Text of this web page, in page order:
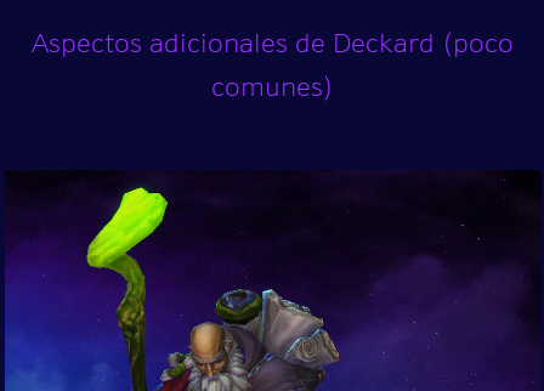
Aspectos adicionales de Deckard (poco
comunes)